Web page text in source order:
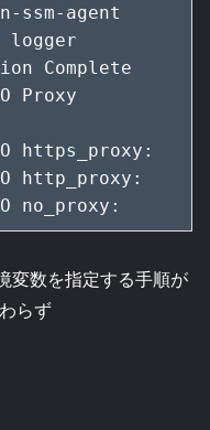
ssm-agent
Complete
Proxy
https_proxy:
http_proxy:
no_proxy:
変数を指定する手順が
らず